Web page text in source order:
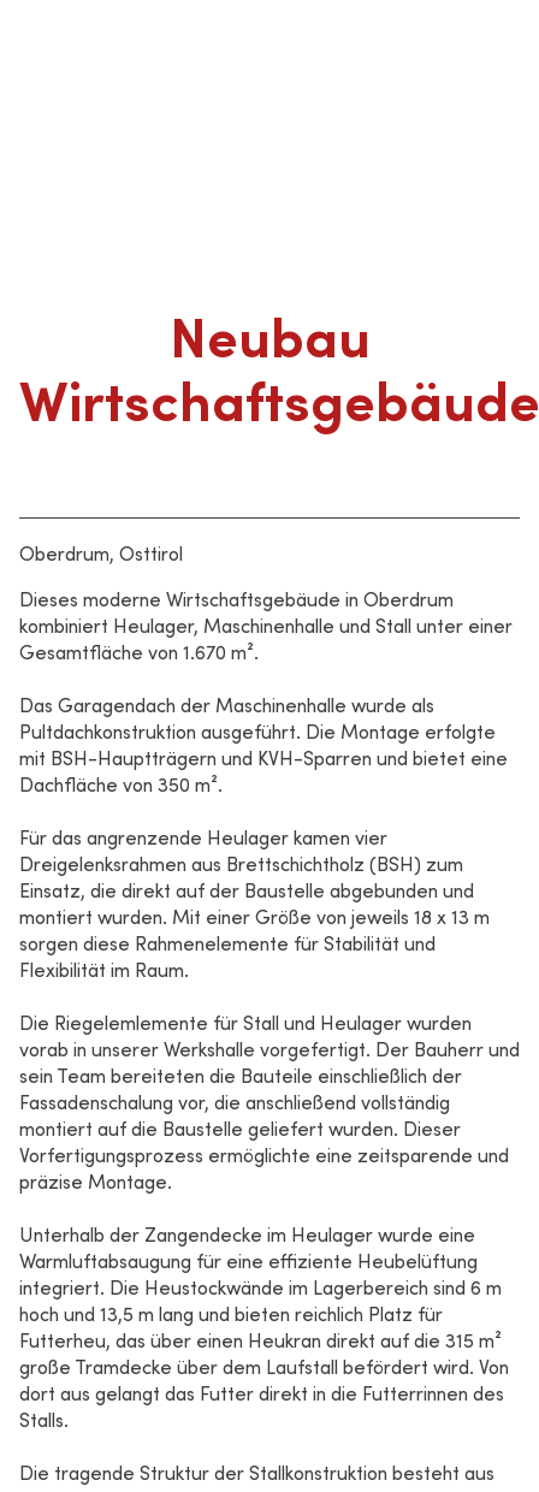
Neubau
Wirtschaftsgebäude
Oberdrum, Osttirol
Dieses moderne Wirtschaftsgebäude in Oberdrum
kombiniert Heulager, Maschinenhalle und Stall unter einer
Gesamtfläche von 1.670 m².
Das Garagendach der Maschinenhalle wurde als
Pultdachkonstruktion ausgeführt. Die Montage erfolgte
mit BSH-Hauptträgern und KVH-Sparren und bietet eine
Dachfläche von 350 m².
Für das angrenzende Heulager kamen vier
Dreigelenksrahmen aus Brettschichtholz (BSH) zum
Einsatz, die direkt auf der Baustelle abgebunden und
montiert wurden. Mit einer Größe von jeweils 18 x 13 m
sorgen diese Rahmenelemente für Stabilität und
Flexibilität im Raum.
Die Riegelemlemente für Stall und Heulager wurden
vorab in unserer Werkshalle vorgefertigt. Der Bauherr und
sein Team bereiteten die Bauteile einschließlich der
Fassadenschalung vor, die anschließend vollständig
montiert auf die Baustelle geliefert wurden. Dieser
Vorfertigungsprozess ermöglichte eine zeitsparende und
präzise Montage.
Unterhalb der Zangendecke im Heulager wurde eine
Warmluftabsaugung für eine effiziente Heubelüftung
integriert. Die Heustockwände im Lagerbereich sind 6 m
hoch und 13,5 m lang und bieten reichlich Platz für
Futterheu, das über einen Heukran direkt auf die 315 m²
große Tramdecke über dem Laufstall befördert wird. Von
dort aus gelangt das Futter direkt in die Futterrinnen des
Stalls.
Die tragende Struktur der Stallkonstruktion besteht aus